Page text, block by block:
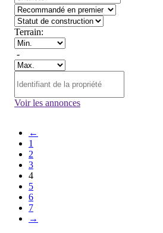
Terrain:
-
Voir les annonces
←
1
2
3
4
5
6
7
→